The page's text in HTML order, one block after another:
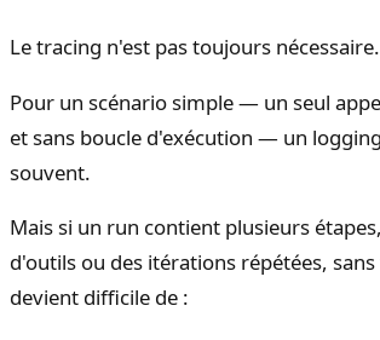
Le tracing n'est pas toujours nécessaire.
Pour un scénario simple — un seul
et sans boucle d'exécution — un
souvent.
Mais si un run contient plusieurs
d'outils ou des itérations répétées,
devient difficile de :